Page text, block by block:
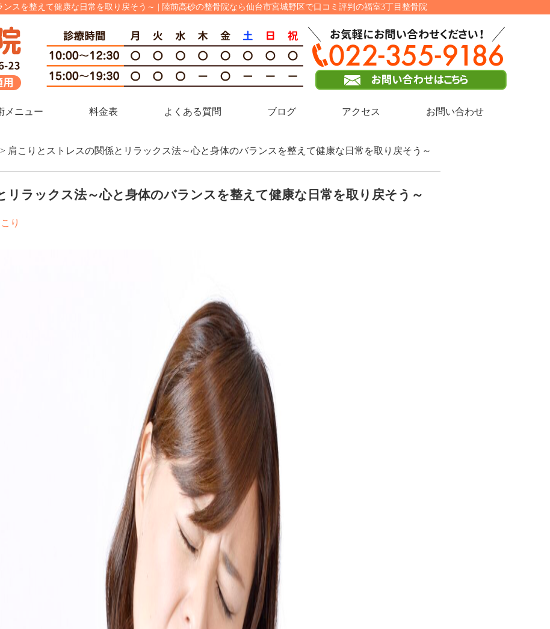
スを整えて健康な日常を取り戻そう～ | 陸前高砂の整骨院なら仙台市宮城野区で口コミ評判の福室3丁目整骨院
メニュー 料金表 よくある質問 ブログ アクセス お問い合わせ
> 肩こりとストレスの関係とリラックス法～心と身体のバランスを整えて健康な日常を取り戻そう～
リラックス法～心と身体のバランスを整えて健康な日常を取り戻そう～
り